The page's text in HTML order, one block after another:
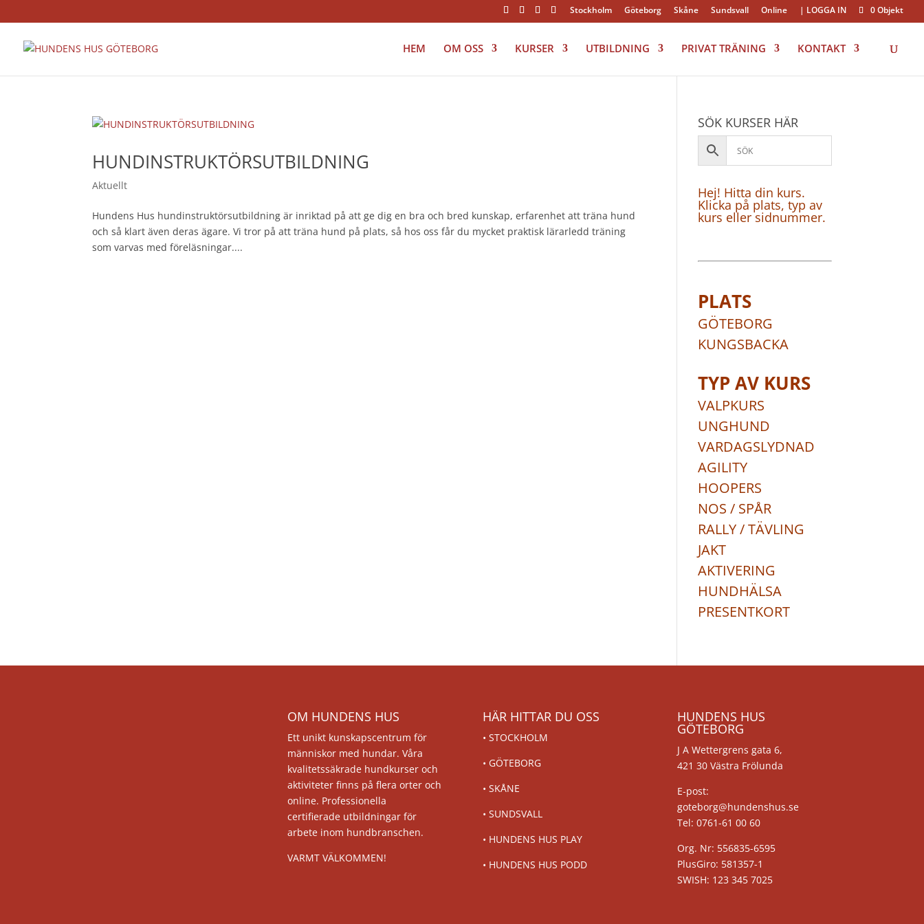
Stockholm Göteborg Skåne Sundsvall Online | LOGGA IN 0 Objekt
HEM OM OSS KURSER UTBILDNING PRIVAT TRÄNING KONTAKT
HUNDINSTRUKTÖRSUTBILDNING
Aktuellt
Hundens Hus hundinstruktörsutbildning är inriktad på att ge dig en bra och bred kunskap, erfarenhet att träna hund
och så klart även deras ägare. Vi tror på att träna hund på plats, så hos oss får du mycket praktisk lärarledd träning
som varvas med föreläsningar....
SÖK KURSER HÄR
Hej! Hitta din kurs.
Klicka på plats, typ av
kurs eller sidnummer.
PLATS
GÖTEBORG
KUNGSBACKA
TYP AV KURS
VALPKURS
UNGHUND
VARDAGSLYDNAD
AGILITY
HOOPERS
NOS / SPÅR
RALLY / TÄVLING
JAKT
AKTIVERING
HUNDHÄLSA
PRESENTKORT
OM HUNDENS HUS
Ett unikt kunskapscentrum för
människor med hundar. Våra
kvalitetssäkrade hundkurser och
aktiviteter finns på flera orter och
online. Professionella
certifierade utbildningar för
arbete inom hundbranschen.
VARMT VÄLKOMMEN!
HÄR HITTAR DU OSS
• STOCKHOLM
• GÖTEBORG
• SKÅNE
• SUNDSVALL
• HUNDENS HUS PLAY
• HUNDENS HUS PODD
HUNDENS HUS
GÖTEBORG
J A Wettergrens gata 6,
421 30 Västra Frölunda
E-post:
goteborg@hundenshus.se
Tel: 0761-61 00 60
Org. Nr: 556835-6595
PlusGiro: 581357-1
SWISH: 123 345 7025